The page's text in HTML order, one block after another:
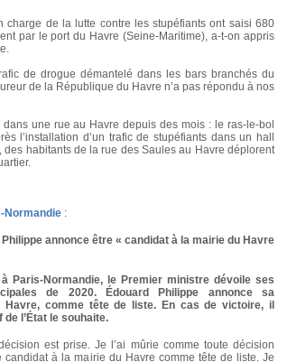
charge de la lutte contre les stupéfiants ont saisi 680
par le port du Havre (Seine-Maritime), a-t-on appris
de drogue démantelé dans les bars branchés du
de la République du Havre n’a pas répondu à nos
une rue au Havre depuis des mois : le ras-le-bol
l’installation d’un trafic de stupéfiants dans un hall
des habitants de la rue des Saules au Havre déplorent
Normandie :
annonce être « candidat à la mairie du Havre
Paris-Normandie, le Premier ministre dévoile ses
de 2020. Édouard Philippe annonce sa
Havre, comme tête de liste. En cas de victoire, il
l’État le souhaite.
est prise. Je l’ai mûrie comme toute décision
candidat à la mairie du Havre comme tête de liste. Je